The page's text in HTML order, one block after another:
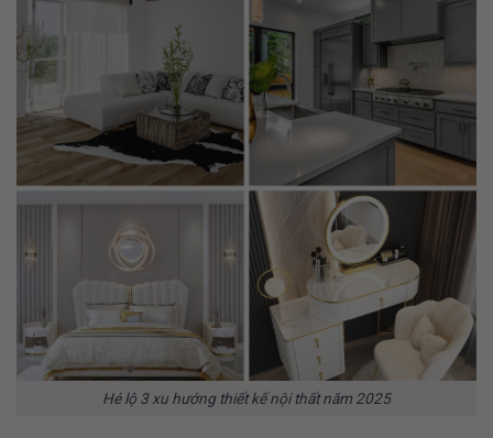
Hé lộ 3 xu hướng thiết kế nội thất năm 2025